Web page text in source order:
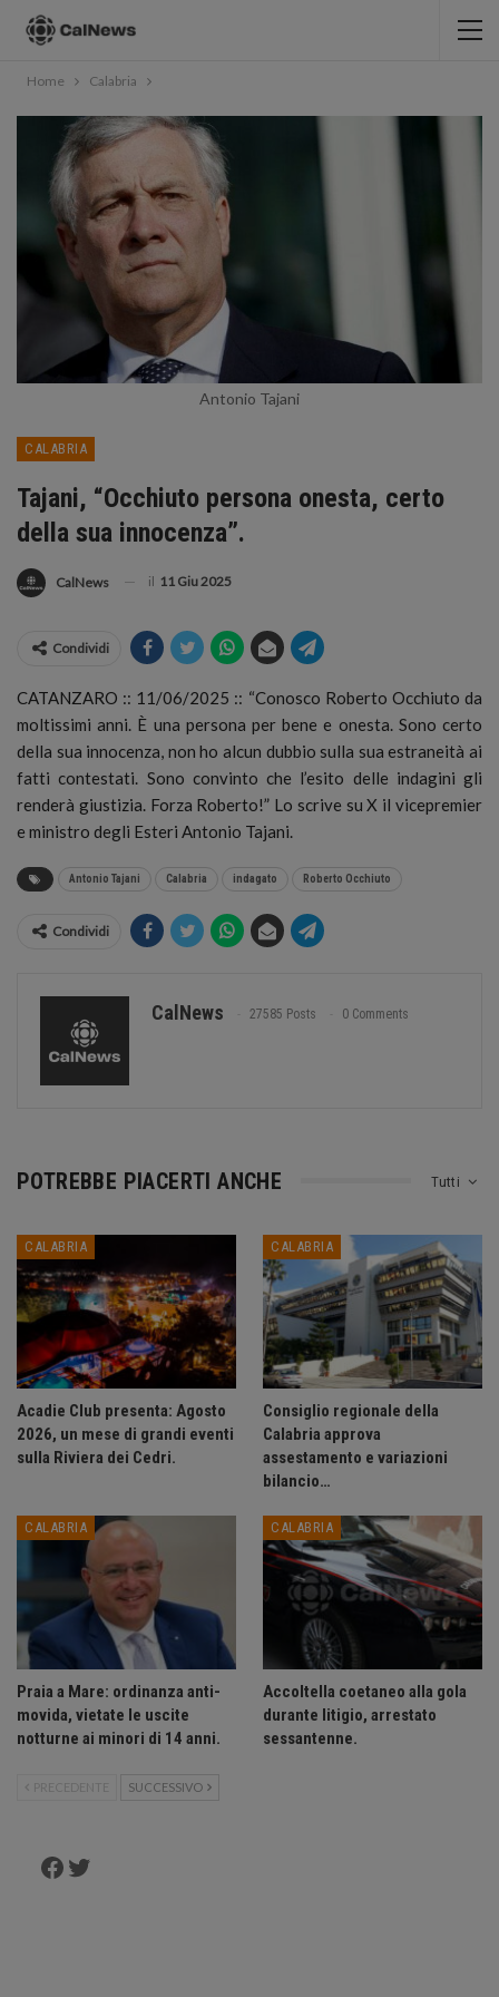
Home Calabria
Antonio Tajani
CALABRIA
Tajani, “Occhiuto persona onesta, certo
della sua innocenza”.
CalNews il 11 Giu 2025
Condividi
CATANZARO :: 11/06/2025 :: “Conosco Roberto Occhiuto da
moltissimi anni. È una persona per bene e onesta. Sono certo
della sua innocenza, non ho alcun dubbio sulla sua estraneità ai
fatti contestati. Sono convinto che l’esito delle indagini gli
renderà giustizia. Forza Roberto!” Lo scrive su X il vicepremier
e ministro degli Esteri Antonio Tajani.
Antonio Tajani Calabria indagato Roberto Occhiuto
Condividi
CalNews 27585 Posts 0 Comments
Tutti
POTREBBE PIACERTI ANCHE
CALABRIA
Acadie Club presenta: Agosto
2026, un mese di grandi eventi
sulla Riviera dei Cedri.
CALABRIA
Consiglio regionale della
Calabria approva
assestamento e variazioni
bilancio…
CALABRIA
Praia a Mare: ordinanza anti-
movida, vietate le uscite
notturne ai minori di 14 anni.
CALABRIA
Accoltella coetaneo alla gola
durante litigio, arrestato
sessantenne.
PRECEDENTE SUCCESSIVO
Facebook
Twitter